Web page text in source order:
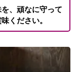
、頑なに守って
ください。